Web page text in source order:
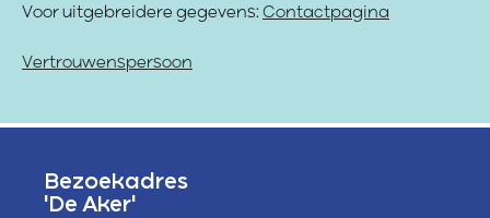
Voor uitgebreidere gegevens: Contactpagina
Vertrouwenspersoon
Bezoekadres
'De Aker'